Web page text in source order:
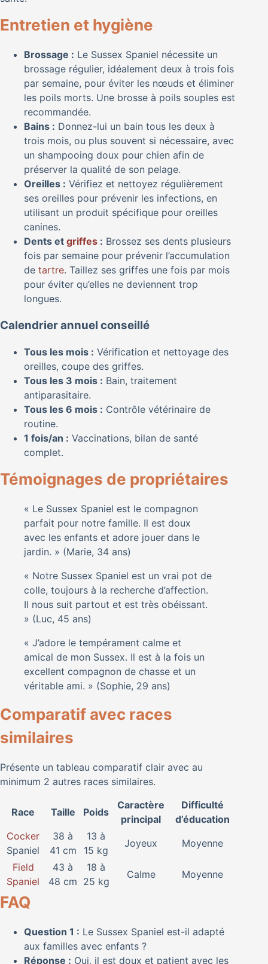
Entretien et hygiène
Brossage : Le Sussex Spaniel nécessite un
brossage régulier, idéalement deux à trois fois
par semaine, pour éviter les nœuds et éliminer
les poils morts. Une brosse à poils souples est
recommandée.
Bains : Donnez-lui un bain tous les deux à
trois mois, ou plus souvent si nécessaire, avec
un shampooing doux pour chien afin de
préserver la qualité de son pelage.
Oreilles : Vérifiez et nettoyez régulièrement
ses oreilles pour prévenir les infections, en
utilisant un produit spécifique pour oreilles
canines.
Dents et griffes : Brossez ses dents plusieurs
fois par semaine pour prévenir l’accumulation
de tartre. Taillez ses griffes une fois par mois
pour éviter qu’elles ne deviennent trop
longues.
Calendrier annuel conseillé
Tous les mois : Vérification et nettoyage des
oreilles, coupe des griffes.
Tous les 3 mois : Bain, traitement
antiparasitaire.
Tous les 6 mois : Contrôle vétérinaire de
routine.
1 fois/an : Vaccinations, bilan de santé
complet.
Témoignages de propriétaires
« Le Sussex Spaniel est le compagnon
parfait pour notre famille. Il est doux
avec les enfants et adore jouer dans le
jardin. » (Marie, 34 ans)
« Notre Sussex Spaniel est un vrai pot de
colle, toujours à la recherche d’affection.
Il nous suit partout et est très obéissant.
» (Luc, 45 ans)
« J’adore le tempérament calme et
amical de mon Sussex. Il est à la fois un
excellent compagnon de chasse et un
véritable ami. » (Sophie, 29 ans)
Comparatif avec races
similaires
Présente un tableau comparatif clair avec au
minimum 2 autres races similaires.
Race Taille Poids
Caractère
principal
Difficulté
d’éducation
Cocker
Spaniel
38 à
41 cm
13 à
15 kg
Joyeux
Moyenne
Field
Spaniel
43 à
48 cm
18 à
25 kg
Calme Moyenne
FAQ
Question 1 : Le Sussex Spaniel est-il adapté
aux familles avec enfants ?
Réponse : Oui, il est doux et patient avec les